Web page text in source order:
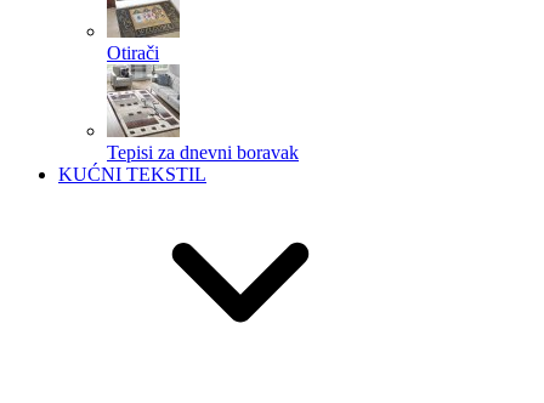
Otirači
Tepisi za dnevni boravak
KUĆNI TEKSTIL